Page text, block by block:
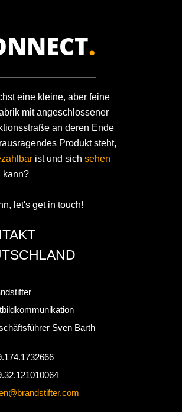
.
eine kleine, aber feine
mit angeschlossener
an deren Ende
Produkt steht,
ist und sich sehen
kann?
let's get in touch!
Sven Barth